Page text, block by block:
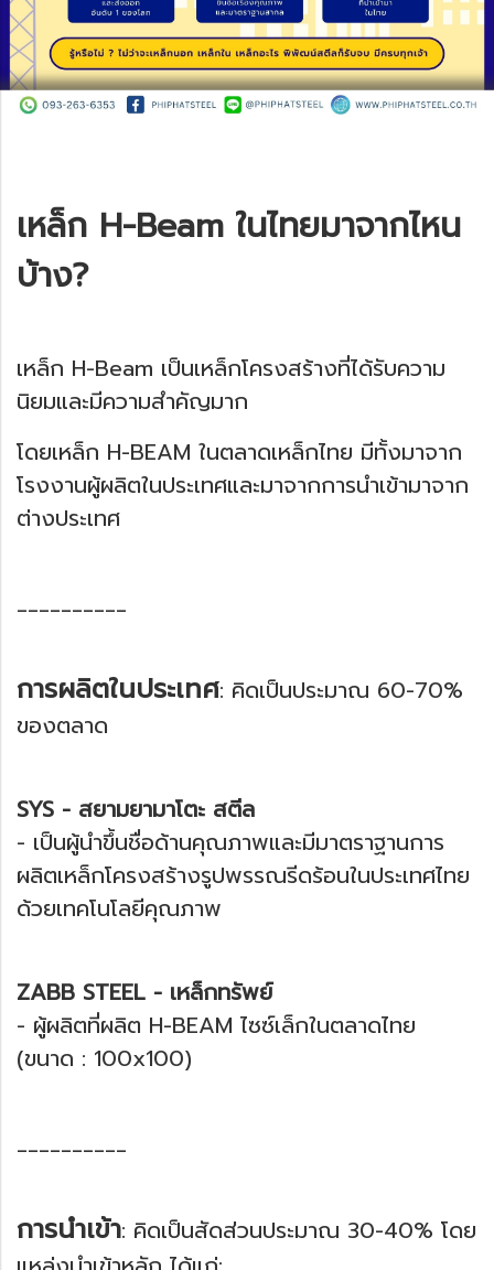
เหล็ก H-Beam ในไทยมาจากไหน
บ้าง?
เหล็ก H-Beam เป็นเหล็กโครงสร้างที่ได้รับความ
นิยมและมีความสำคัญมาก
โดยเหล็ก H-BEAM ในตลาดเหล็กไทย มีทั้งมาจาก
โรงงานผู้ผลิตในประเทศและมาจากการนำเข้ามาจาก
ต่างประเทศ
__________
การผลิตในประเทศ: คิดเป็นประมาณ 60-70%
ของตลาด
SYS - สยามยามาโตะ สตีล
- เป็นผู้นำขึ้นชื่อด้านคุณภาพและมีมาตราฐานการ
ผลิตเหล็กโครงสร้างรูปพรรณรีดร้อนในประเทศไทย
ด้วยเทคโนโลยีคุณภาพ
ZABB STEEL - เหล็กทรัพย์
- ผู้ผลิตที่ผลิต H-BEAM ไซซ์เล็กในตลาดไทย
(ขนาด : 100x100)
__________
การนำเข้า: คิดเป็นสัดส่วนประมาณ 30-40% โดย